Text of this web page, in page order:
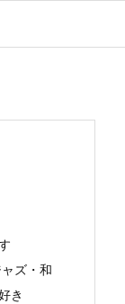
ズ・和
き